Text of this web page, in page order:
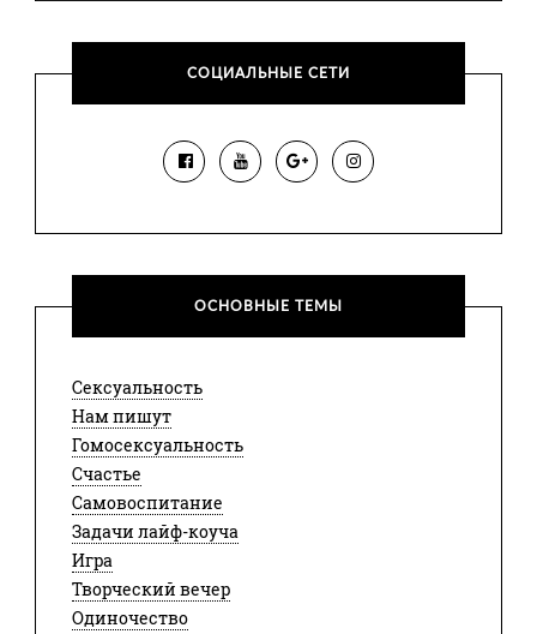
СОЦИАЛЬНЫЕ СЕТИ
ОСНОВНЫЕ ТЕМЫ
Сексуальность
Нам пишут
Гомосексуальность
Счастье
Самовоспитание
Задачи лайф-коуча
Игра
Творческий вечер
Одиночество